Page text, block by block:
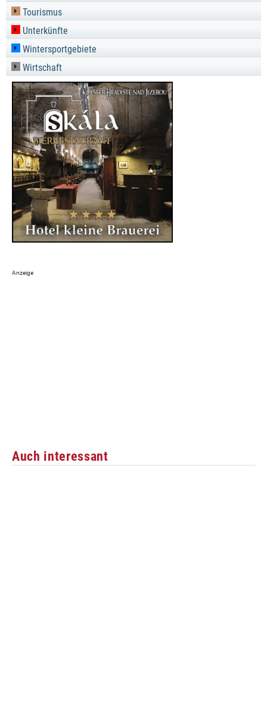
Tourismus
Unterkünfte
Wintersportgebiete
Wirtschaft
Auch interessant